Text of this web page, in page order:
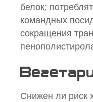
белок;
командных
сокращения
Снижен ли риск